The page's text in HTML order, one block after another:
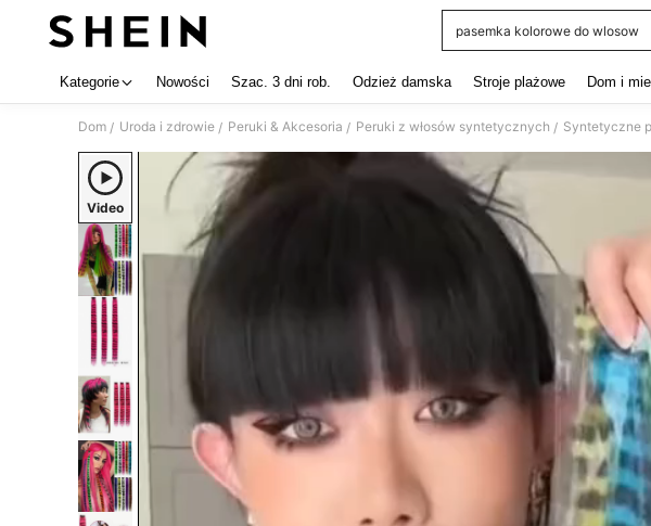
pasemka kolorowe do wlosow
Kategorie Nowości Szac. 3 dni rob. Odzież damska Stroje plażowe Dom i
Dom / Uroda i zdrowie / Peruki & Akcesoria / Peruki z włosów syntetycznych / Syntetyczne
Video